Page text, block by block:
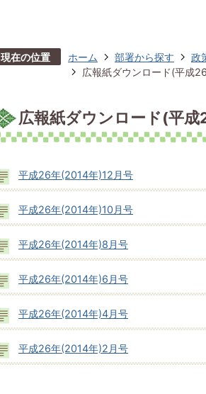
現在の位置 ホーム 部署から探す 政
広報紙ダウンロード(平成
広報紙ダウンロード(平成
平成26年(2014年)12月号
平成26年(2014年)10月号
平成26年(2014年)8月号
平成26年(2014年)6月号
平成26年(2014年)4月号
平成26年(2014年)2月号